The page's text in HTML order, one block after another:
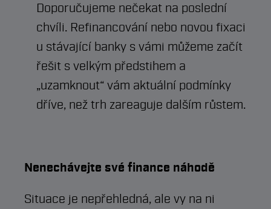
Doporučujeme nečekat na poslední
chvíli. Refinancování nebo novou fixaci
u stávající banky s vámi můžeme začít
řešit s velkým předstihem a
„uzamknout“ vám aktuální podmínky
dříve, než trh zareaguje dalším růstem.
Nenechávejte své finance náhodě
Situace je nepřehledná, ale vy na ni